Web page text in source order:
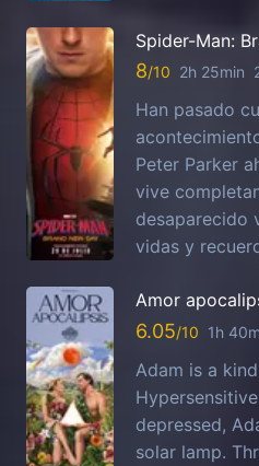
Spider-Man:
8 2h 25min
Han pasado
Peter Parker
vive
desaparecido
vidas y
Amor
6.05 1h
Adam is a
depressed,
solar lamp.